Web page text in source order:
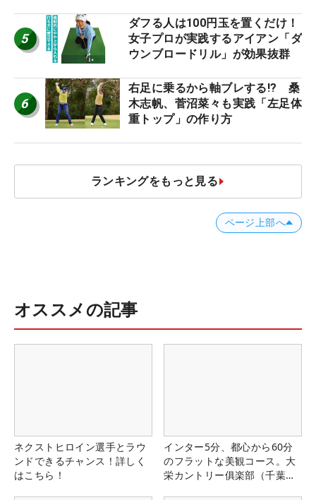
5
ダフる人は100円玉を置くだけ！
女子プロが実践するアイアン「ダ
ウンブロードリル」が効果抜群
6
右足に乗るから軸ブレする!? 桑
木志帆、菅沼菜々も実践「左足体
重トップ」の作り方
ランキングをもっと見る
ページ上部へ
オススメの記事
ネクストヒロイン選手とラウ
ンドできるチャンス！詳しく
はこちら！
インター5分、都心から60分
のフラットな美観コース。大
栄カントリー俱楽部（千葉